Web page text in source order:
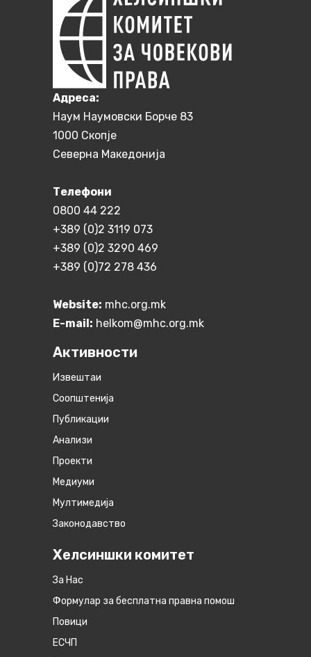
Aдреса:
Наум Наумовски Борче 83
1000 Скопје
Северна Македонија
Телефони
0800 44 222
+389 (0)2 3119 073
+389 (0)2 3290 469
+389 (0)72 278 436
Website: mhc.org.mk
E-mail: helkom@mhc.org.mk
Активности
Извештаи
Соопштенија
Публикации
Анализи
Проекти
Медиуми
Мултимедија
Законодавство
Хелсиншки комитет
За Нас
Формулар за бесплатна правна помош
Повици
ЕСЧП